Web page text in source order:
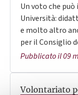
Un voto che
Università:
e molto altro
per il Consiglio
Pubblicato il 09
Volontariato